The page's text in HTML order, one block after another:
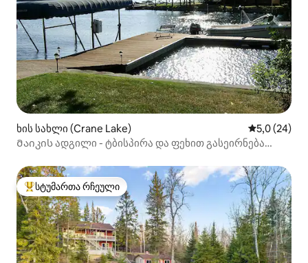
ხის სახლი (Crane Lake) საშუალო
5,0 (24)
Მაიკის ადგილი - ტბისპირა და ფეხით გასეირნება
სტუმართა რჩეული მოწინავე ვარიანტი
სტუმართა რჩეული